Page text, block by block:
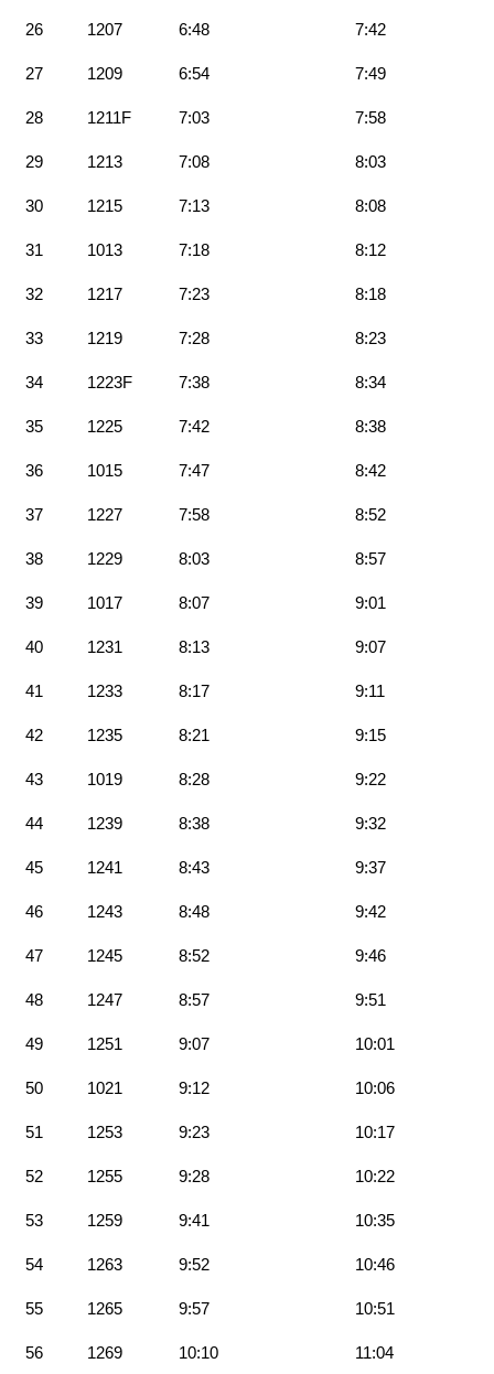
26 1207 6:48 7:42
27 1209 6:54 7:49
28 1211F 7:03 7:58
29 1213 7:08 8:03
30 1215 7:13 8:08
31 1013 7:18 8:12
32 1217 7:23 8:18
33 1219 7:28 8:23
34 1223F 7:38 8:34
35 1225 7:42 8:38
36 1015 7:47 8:42
37 1227 7:58 8:52
38 1229 8:03 8:57
39 1017 8:07 9:01
40 1231 8:13 9:07
41 1233 8:17 9:11
42 1235 8:21 9:15
43 1019 8:28 9:22
44 1239 8:38 9:32
45 1241 8:43 9:37
46 1243 8:48 9:42
47 1245 8:52 9:46
48 1247 8:57 9:51
49 1251 9:07 10:01
50 1021 9:12 10:06
51 1253 9:23 10:17
52 1255 9:28 10:22
53 1259 9:41 10:35
54 1263 9:52 10:46
55 1265 9:57 10:51
56 1269 10:10 11:04